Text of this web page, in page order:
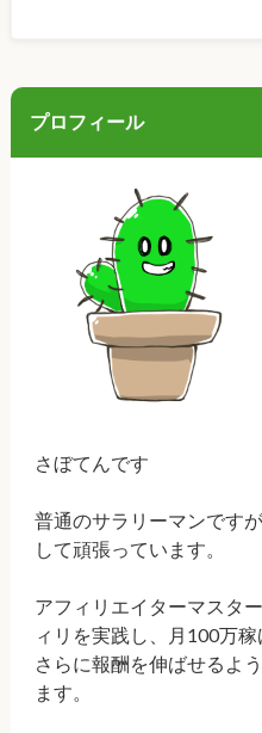
プロフィール
さぼてんです
普通のサラリーマンです
して頑張っています。
アフィリエイターマスタ
ィリを実践し、月100万
さらに報酬を伸ばせるよ
ます。